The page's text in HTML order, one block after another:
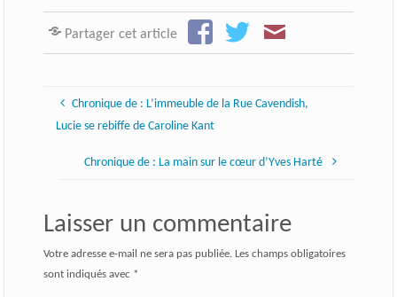
Partager cet article
Chronique de : L’immeuble de la Rue Cavendish,
Lucie se rebiffe de Caroline Kant
Chronique de : La main sur le cœur d’Yves Harté
Laisser un commentaire
Votre adresse e-mail ne sera pas publiée. Les champs obligatoires
sont indiqués avec *